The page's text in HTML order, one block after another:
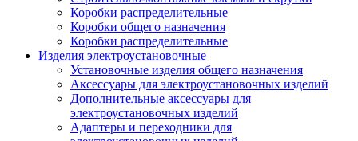
Коробки распределительные
Коробки общего назначения
Коробки распределительные
Изделия электроустановочные
Установочные изделия общего назначения
Аксессуары для электроустановочных изделий
Дополнительные аксессуары для
электроустановочных изделий
Адаптеры и переходники для